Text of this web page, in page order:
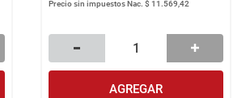
Precio sin impuestos Nac.$ 11.569,42
AGREGAR